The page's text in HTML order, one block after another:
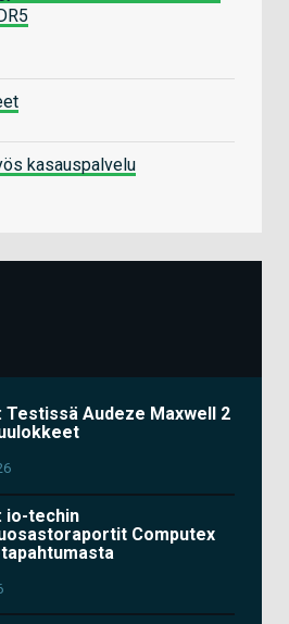
kasauspalvelu
Testissä Audeze Maxwell 2
io-techin
Computex